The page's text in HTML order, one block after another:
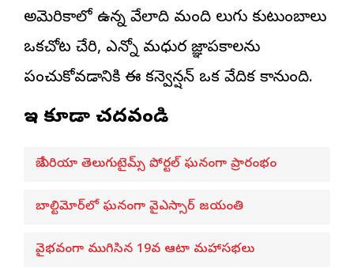
అమెరికాలో ఉన్న వేలాది మంది తెలుగు కుటుంబాలు
ఒకచోట చేరి, ఎన్నో మధుర జ్ఞాపకాలను
పంచుకోవడానికి ఈ కన్వెన్షన్ ఒక వేదిక కానుంది.
ఇవి కూడా చదవండి
బే ఏరియా తెలుగుటైమ్స్ పోర్టల్ ఘనంగా ప్రారంభం
బాల్టిమోర్‌లో ఘనంగా వైఎస్సార్‌ జయంతి
వైభవంగా ముగిసిన 19వ ఆటా మహాసభలు